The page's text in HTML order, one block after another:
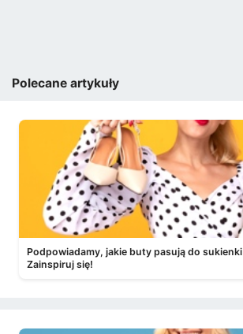
Polecane artykuły
Podpowiadamy, jakie buty pasują do
Zainspiruj się!